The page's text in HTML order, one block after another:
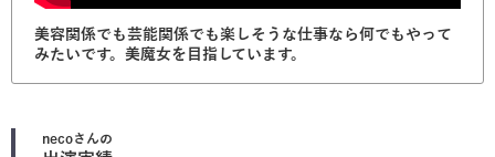
美容関係でも芸能関係でも楽しそうな仕事なら何でもやって
みたいです。美魔女を目指しています。
necoさんの